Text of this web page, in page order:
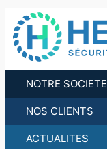
contenu
NOTRE SOCIETE
NOS CLIENTS
ACTUALITES